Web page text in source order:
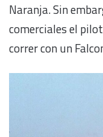
Naranja. Sin
comerciales el
correr con un